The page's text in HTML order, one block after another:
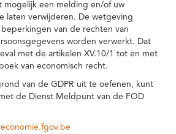
mogelijk een melding en/of uw
laten verwijderen. De wetgeving
van de rechten van
worden verwerkt. Dat
met de artikelen XV.10/1 tot en met
van economisch recht.
van de GDPR uit te oefenen, kunt
de Dienst Meldpunt van de FOD